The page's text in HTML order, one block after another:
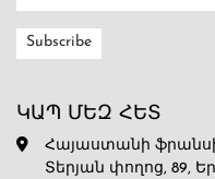
ԿԱՊ ՄԵԶ ՀԵՏ
Հայաստանի
Տերյան փողոց, 89,